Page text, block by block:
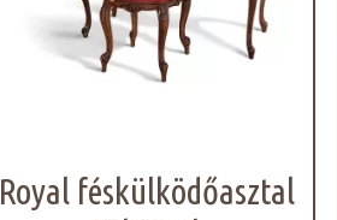
Royal féskülködőasztal